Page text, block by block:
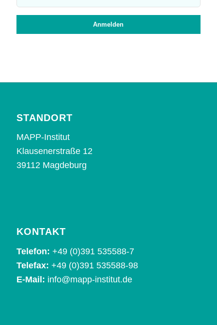
STANDORT
MAPP-Institut
Klausenerstraße 12
39112 Magdeburg
KONTAKT
Telefon: +49 (0)391 535588-7
Telefax: +49 (0)391 535588-98
E-Mail: info@mapp-institut.de